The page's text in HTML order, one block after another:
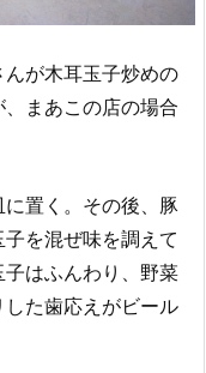
が木耳玉子炒めの
まあこの店の場合
置く。その後、豚
を混ぜ味を調えて
はふんわり、野菜
た歯応えがビール